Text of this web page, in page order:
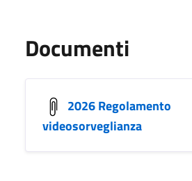
Documenti
2026 Regolamento
videosorveglianza